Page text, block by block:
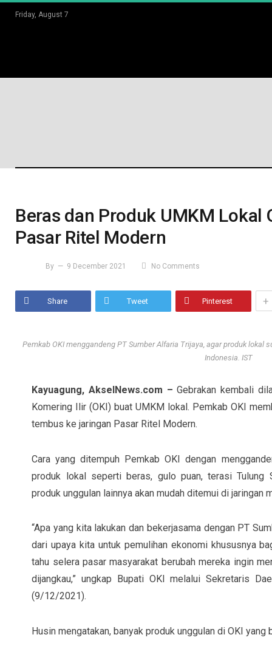
Friday, August 7
Beras dan Produk UMKM Lokal
Pasar Ritel Modern
By 9 December 2021 No Comments
Share Tweet Pinterest +
Pemkab OKI menggandeng PT Sumber Alfaria Trijaya, agar produk lokal
Indonesia. IST
Kayuagung, AkselNews.com – Gebrakan kembali
Komering Ilir (OKI) buat UMKM lokal. Pemkab OKI
tembus ke jaringan Pasar Ritel Modern.
Cara yang ditempuh Pemkab OKI dengan
produk lokal seperti beras, gulo puan, terasi Tulung
produk unggulan lainnya akan mudah ditemui di jaringan
“Apa yang kita lakukan dan bekerjasama dengan PT
dari upaya kita untuk pemulihan ekonomi khususnya
tahu selera pasar masyarakat berubah mereka ingin
dijangkau,” ungkap Bupati OKI melalui Sekretaris
(9/12/2021).
Husin mengatakan, banyak produk unggulan di OKI